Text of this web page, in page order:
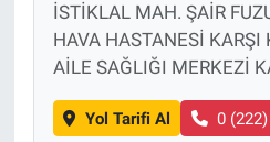
İSTİKLAL MAH. ŞAİR
HAVA HASTANESİ KARŞI
AİLE SAĞLIĞI MERKEZİ
Yol Tarifi Al 0